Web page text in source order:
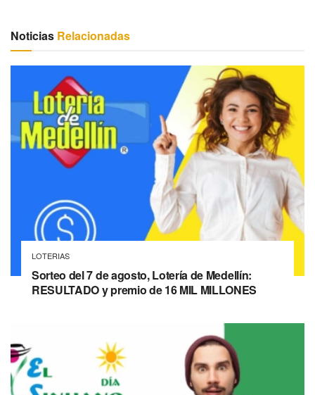
Noticias Relacionadas
LOTERIAS
Sorteo del 7 de agosto, Lotería de Medellín:
RESULTADO y premio de 16 MIL MILLONES